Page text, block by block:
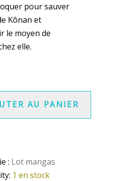
pour sauver
Kônan et
le moyen de
elle.
AU PANIER
: Lot mangas
1 en stock